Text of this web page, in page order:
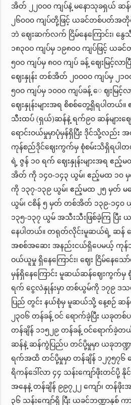
အိတ် ၂၂၀ဝ၀ ကျပ်နဲ့ မနောသုခရှယ် ဆ
၂၆၀ဝ၀ ကျပ်တို့ဖြင့် ယခင်တစ်ပတ်အတိုင်
ဘဲ ဈေးဆက်လက် ငြိမ်နေကြောင်း၊
၁၈၃၀ဝ ကျပ်မှ ၁၉၈၀ဝ ကျပ်ဖြင့်
၅၀ဝ ကျပ်မှ ၈၀ဝ ကျပ် ခန့် ဈေးမြင့်လ
ဈေးနှုန်း တစ်အိတ် ၂၀ဝ၀ဝ ကျပ်မှ ၂၁
၅၀ဝ ကျပ်မှ ၁၀ဝ၀ ကျပ်ခန့် ေ ဈးမြင့်
ဈေးနှုန်းများအရ စိစစ်တွေ့ရှိရပါတယ်
သီးထပ် (ရှယ်)ဆန်နဲ့ ရက်၉၀ ဆန်များ
ရောင်းဝယ်မှုမှာပုံမှန်ရှိပြီး ဒိုင်သို့လည်း အ
ကုန်စည်ဒိုင်ဈေးကွက်မှ စုံစမ်းသိရှိရပ
ရဲ့ ဇွန် ၁၀ ရက် ဈေးနှုန်းများအရ ဧည့်
အိတ် ကို ၁၄၀-၁၄၃ ယွမ်၊ ဧည့်မထ ၁၀
ကို ၁၃၇-၁၃၉ ယွမ်၊ ဧည့်မထ ၂၅ မှတ်
ယွမ်၊ ငစိန် ၅ မှတ် တစ်အိတ် ၁၃၉-၁၄၀
၁၃၅-၁၃၇ ယွမ် အသီးသီးဖြစ်ခဲ့ကြ ပြီး
နေပါတယ်။ တရုတ်လိုင်းမူဆယ်ရဲ့ ဆန် ဈ
အစစ်အဆေး အနည်းငယ်ရှိပေမယ့် ကုန်
ဝယ်ယူမှု ရှိနေကြောင်း၊ ဈေး ငြိမ်နေသ
မှန်ရှိနေကြောင်း မူဆယ်ဆန်ဈေးကွက်မှ
ရက် ငွေလဲနှုန်းမှာ တစ်ယွမ်ကို ၁၇၉ ဒသမ
ပြည် တွင်း နယ်စုံမှ မူဆယ်သို့ နေ့စဉ် ဆန်တ
၂၃၀၆ တန်ခန့် ဝင် ရောက်ခဲ့ပြီး ယခုတ
တန်ချိန် ၁၁၅၂၉ တန်ခန့် ဝင်ရောက်ခဲ့တ
ဆန်နဲ့ ဆန်ကွဲပြည်ပ တင်ပို့မှုမှာ ယခုဘဏ္ဍာ
ရက်အထိ တင်ပို့မှုမှာ တန်ချိန် ၁၂၇၅၇၆ က
ရိကန်ဒေါ်လာ ၄၄ သန်းကျော်ဖိုးတင်ပို့
အနေနဲ့ တန်ချိန် ၉၉၇၂၂ ကျော်၊ တန်ဖိုး
၃၆ သန်းကျော်ရှိ ပြီး ယခင်ဘဏ္ဍာနှ